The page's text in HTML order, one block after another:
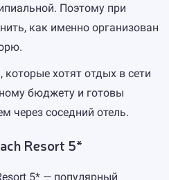
Поэтому при
как именно организован
хотят отдых в сети
бюджету и готовы
через соседний отель.
Resort 5*
5* — популярный